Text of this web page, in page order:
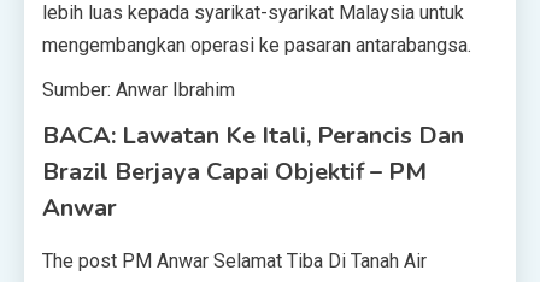
lebih luas kepada syarikat-syarikat Malaysia untuk
mengembangkan operasi ke pasaran antarabangsa.
Sumber: Anwar Ibrahim
BACA: Lawatan Ke Itali, Perancis Dan
Brazil Berjaya Capai Objektif – PM
Anwar
The post PM Anwar Selamat Tiba Di Tanah Air